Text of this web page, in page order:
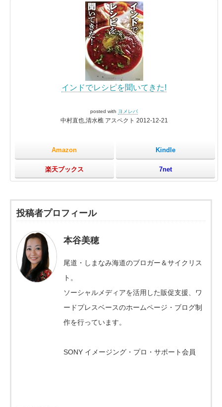
インドでレシピを聞いてきた!
posted with ヨメレバ
中村直也,清水樵 アスペクト 2012-12-21
Amazon Kindle
楽天ブックス 7net
投稿者プロフィール
本谷美穂
尾道・しまなみ海道のブロガー＆サイクリス
ト。
ソーシャルメディアを活用した販促支援、ワ
ードプレスベースのホームページ・ブログ制
作を行っています。
SONY イメージング・プロ・サポート会員